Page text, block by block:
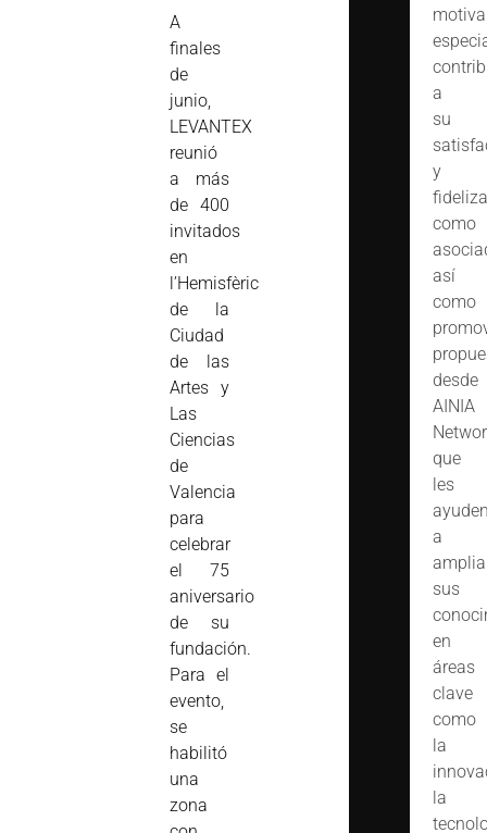
A
finales
de
junio,
LEVANTEX
reunió
a más
de 400
invitados
en
l’Hemisfèric
de la
Ciudad
de las
Artes y
Las
Ciencias
de
Valencia
para
celebrar
el 75
aniversario
de su
fundación.
Para el
evento,
se
habilitó
una
zona
motiva
a
su
y
como
así
como
desde
AINIA
que
les
a
sus
en
áreas
clave
como
la
la